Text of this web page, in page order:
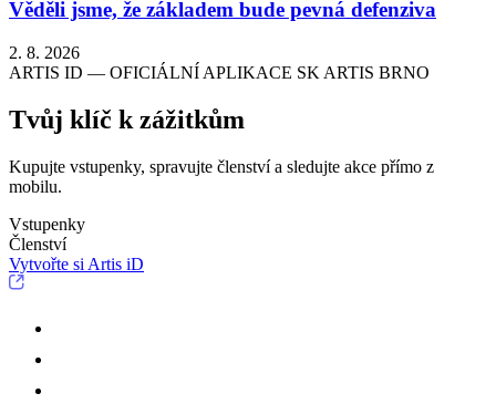
Věděli jsme, že základem bude pevná defenziva
2. 8. 2026
ARTIS ID — OFICIÁLNÍ APLIKACE SK ARTIS BRNO
Tvůj klíč k zážitkům
Kupujte vstupenky, spravujte členství a sledujte akce přímo z
mobilu.
Vstupenky
Členství
Vytvořte si Artis iD